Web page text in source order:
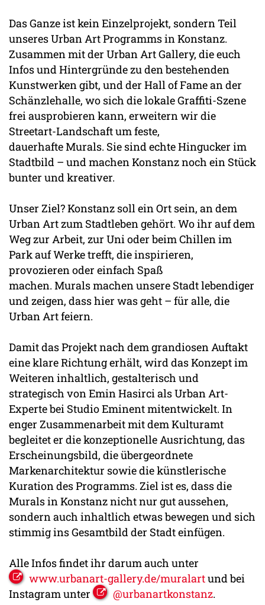
Das Ganze ist kein Einzelprojekt, sondern Teil
unseres Urban Art Programms in Konstanz.
Zusammen mit der Urban Art Gallery, die euch
Infos und Hintergründe zu den bestehenden
Kunstwerken gibt, und der Hall of Fame an der
Schänzlehalle, wo sich die lokale Graffiti-Szene
frei ausprobieren kann, erweitern wir die
Streetart-Landschaft um feste,
dauerhafte Murals. Sie sind echte Hingucker im
Stadtbild – und machen Konstanz noch ein Stück
bunter und kreativer.
Unser Ziel? Konstanz soll ein Ort sein, an dem
Urban Art zum Stadtleben gehört. Wo ihr auf dem
Weg zur Arbeit, zur Uni oder beim Chillen im
Park auf Werke trefft, die inspirieren,
provozieren oder einfach Spaß
machen. Murals machen unsere Stadt lebendiger
und zeigen, dass hier was geht – für alle, die
Urban Art feiern.
Damit das Projekt nach dem grandiosen Auftakt
eine klare Richtung erhält, wird das Konzept im
Weiteren inhaltlich, gestalterisch und
strategisch von Emin Hasirci als Urban Art-
Experte bei Studio Eminent mitentwickelt. In
enger Zusammenarbeit mit dem Kulturamt
begleitet er die konzeptionelle Ausrichtung, das
Erscheinungsbild, die übergeordnete
Markenarchitektur sowie die künstlerische
Kuration des Programms. Ziel ist es, dass die
Murals in Konstanz nicht nur gut aussehen,
sondern auch inhaltlich etwas bewegen und sich
stimmig ins Gesamtbild der Stadt einfügen.
Alle Infos findet ihr darum auch unter
www.urbanart-gallery.de/muralartund bei
Instagram unter
@urbanartkonstanz.